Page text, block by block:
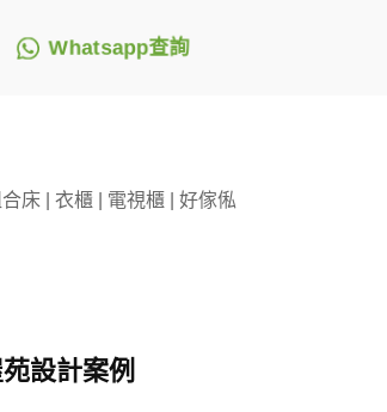
Whatsapp查詢
床 | 衣櫃 | 電視櫃 | 好傢俬
設計案例